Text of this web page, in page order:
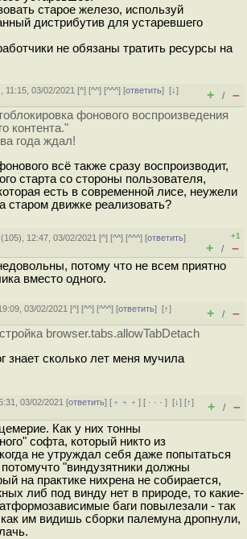
старое железо, используй
дистрибутив для устаревшего
не обязаны тратить ресурсы на
11:15, 03/02/2021 [^] [^^] [^^^] [ответить][↓]
+ / –
фонового воспроизведения
контента."
года ждал!
всё также сразу воспроизводит,
старта со стороны пользователя,
есть в современной лисе, неужели
старом движке реализовать?
(105), 12:47, 03/02/2021 [^] [^^] [^^^] [ответить]
+1
+ / –
потому что не всем приятно
вместо одного.
03/02/2021 [^] [^^] [^^^] [ответить][↑]
+ / –
browser.tabs.allowTabDetach
знает сколько лет меня мучила
03/02/2021 [ответить] [ ﹢﹢﹢] [ · · ·][↓] [↑]
+ / –
Как у них тонны
софта, который никто из
не утруждал себя даже попытаться
"виндузятники должны
на практике нихрена не собирается,
либ под винду нет в природе, то какие-
баги повылезали - так
им видишь сборки палемуна дропнули,